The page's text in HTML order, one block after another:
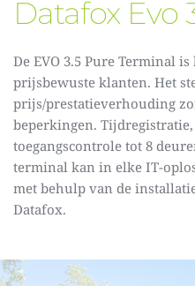
Datafox Evo
De EVO 3.5 Pure Terminal
prijsbewuste klanten. Het
prijs/prestatieverhouding
beperkingen.
toegangscontrole tot 8
terminal kan in elke IT-
met behulp van de
Datafox.